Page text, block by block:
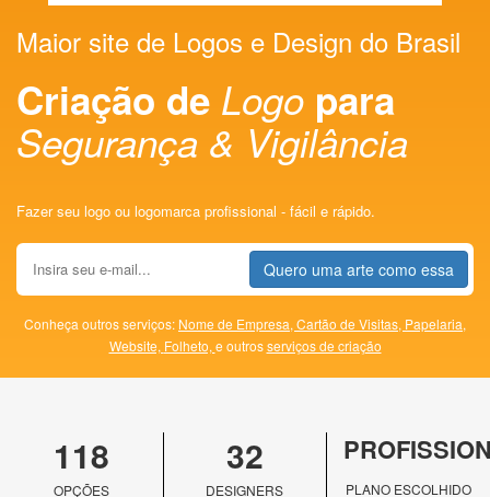
Maior site de Logos e Design do Brasil
Criação de Logo para
Segurança & Vigilância
Fazer seu logo ou logomarca profissional - fácil e rápido.
Quero uma arte como essa
Conheça outros serviços: Nome de Empresa, Cartão de Visitas, Papelaria,
Website, Folheto, e outrosserviços de criação
118
OPÇÕES
32
DESIGNERS
PLANO ESCOLHIDO